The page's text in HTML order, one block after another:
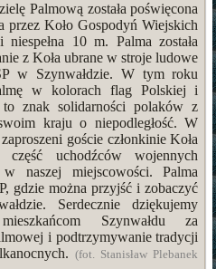
Palmową została poświęcona
przez Koło Gospodyń Wiejskich
10 m. Palma została
z Koła ubrane w stroje ludowe
w Szynwałdzie. W tym roku
w kolorach flag Polskiej i
znak solidarności polaków z
kraju o niepodległość. W
goście członkinie Koła
część uchodźców wojennych
naszej miejscowości. Palma
gdzie można przyjść i zobaczyć
Serdecznie dziękujemy
Szynwałdu za
i podtrzymywanie tradycji
(fot. Stanisław Plebanek